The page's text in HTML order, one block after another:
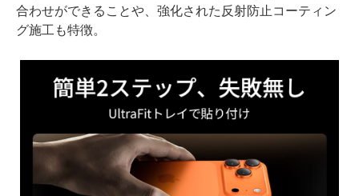
合わせができることや、強化された反射防止コーティン
グ施工も特徴。